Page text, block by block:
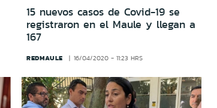
15 nuevos casos de Covid-19 se
registraron en el Maule y llegan a
167
REDMAULE 16/04/2020 - 11:23 HRS